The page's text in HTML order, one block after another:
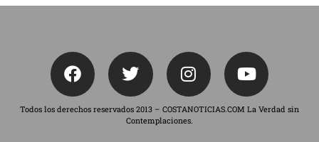
Todos los derechos reservados 2013 – COSTANOTICIAS.COM La Verdad sin
Contemplaciones.